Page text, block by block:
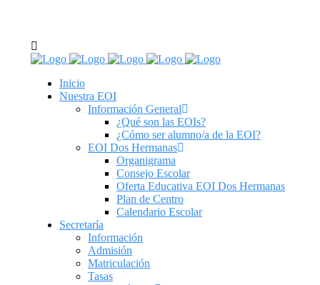
tel: 955 62 43 03
Inicio
Nuestra EOI
Información General
¿Qué son las EOIs?
¿Cómo ser alumno/a de la EOI?
EOI Dos Hermanas
Organigrama
Consejo Escolar
Oferta Educativa EOI Dos Hermanas
Plan de Centro
Calendario Escolar
Secretaría
Información
Admisión
Matriculación
Tasas